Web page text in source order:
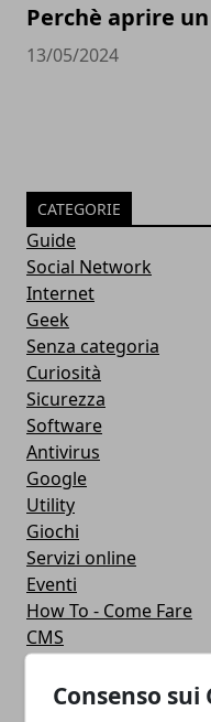
Consenso sui
Perchè aprire
13/05/2024
CATEGORIE
Guide
Social Network
Internet
Geek
Senza categoria
Curiosità
Sicurezza
Software
Antivirus
Google
Utility
Giochi
Servizi online
Eventi
How To - Come Fare
CMS
Smartphone
iPhone